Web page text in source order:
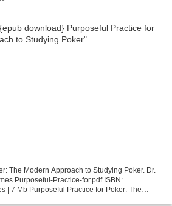
The Modern Approach to Studying Poker. Dr.
Purposeful-Practice-for.pdf ISBN:
| 7 Mb Purposeful Practice for Poker: The